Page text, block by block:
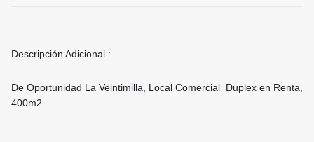
Descripción Adicional :
De Oportunidad La Veintimilla, Local Comercial Duplex en Renta,
400m2